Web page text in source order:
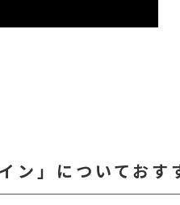
ン」についておす